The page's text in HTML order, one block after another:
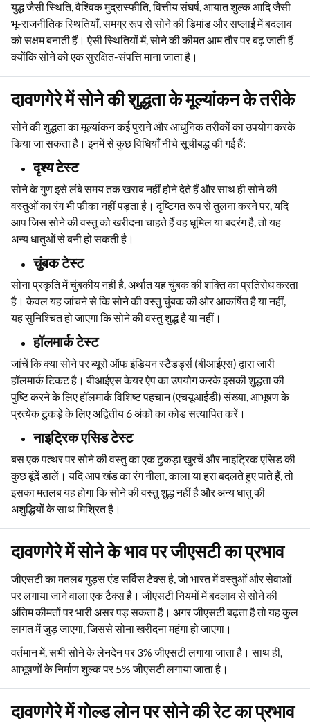
युद्ध जैसी स्थिति, वैश्विक मुद्रास्फीति, वित्तीय संघर्ष, आयात शुल्क आदि जैसी
भू-राजनीतिक स्थितियाँ, समग्र रूप से सोने की डिमांड और सप्लाई में बदलाव
को सक्षम बनाती हैं। ऐसी स्थितियों में, सोने की कीमत आम तौर पर बढ़ जाती हैं
क्योंकि सोने को एक सुरक्षित-संपत्ति माना जाता है।
दावणगेरे में सोने की शुद्धता के मूल्यांकन के तरीके
सोने की शुद्धता का मूल्यांकन कई पुराने और आधुनिक तरीकों का उपयोग करके
किया जा सकता है। इनमें से कुछ विधियाँ नीचे सूचीबद्ध की गई हैं:
दृश्य टेस्ट
सोने के गुण इसे लंबे समय तक खराब नहीं होने देते हैं और साथ ही सोने की
वस्तुओं का रंग भी फीका नहीं पड़ता है। दृष्टिगत रूप से तुलना करने पर, यदि
आप जिस सोने की वस्तु को खरीदना चाहते हैं वह धूमिल या बदरंग है, तो यह
अन्य धातुओं से बनी हो सकती है।
चुंबक टेस्ट
सोना प्रकृति में चुंबकीय नहीं है, अर्थात यह चुंबक की शक्ति का प्रतिरोध करता
है। केवल यह जांचने से कि सोने की वस्तु चुंबक की ओर आकर्षित है या नहीं,
यह सुनिश्चित हो जाएगा कि सोने की वस्तु शुद्ध है या नहीं।
हॉलमार्क टेस्ट
जांचें कि क्या सोने पर ब्यूरो ऑफ इंडियन स्टैंडर्ड्स (बीआईएस) द्वारा जारी
हॉलमार्क टिकट है। बीआईएस केयर ऐप का उपयोग करके इसकी शुद्धता की
पुष्टि करने के लिए हॉलमार्क विशिष्ट पहचान (एचयूआईडी) संख्या, आभूषण के
प्रत्येक टुकड़े के लिए अद्वितीय 6 अंकों का कोड सत्यापित करें।
नाइट्रिक एसिड टेस्ट
बस एक पत्थर पर सोने की वस्तु का एक टुकड़ा खुरचें और नाइट्रिक एसिड की
कुछ बूंदें डालें। यदि आप खंड का रंग नीला, काला या हरा बदलते हुए पाते हैं, तो
इसका मतलब यह होगा कि सोने की वस्तु शुद्ध नहीं है और अन्य धातु की
अशुद्धियों के साथ मिश्रित है।
दावणगेरे में सोने के भाव पर जीएसटी का प्रभाव
जीएसटी का मतलब गुड्स एंड सर्विस टैक्स है, जो भारत में वस्तुओं और सेवाओं
पर लगाया जाने वाला एक टैक्स है। जीएसटी नियमों में बदलाव से सोने की
अंतिम कीमतों पर भारी असर पड़ सकता है। अगर जीएसटी बढ़ता है तो यह कुल
लागत में जुड़ जाएगा, जिससे सोना खरीदना महंगा हो जाएगा।
वर्तमान में, सभी सोने के लेनदेन पर 3% जीएसटी लगाया जाता है। साथ ही,
आभूषणों के निर्माण शुल्क पर 5% जीएसटी लगाया जाता है।
दावणगेरे में गोल्ड लोन पर सोने की रेट का प्रभाव